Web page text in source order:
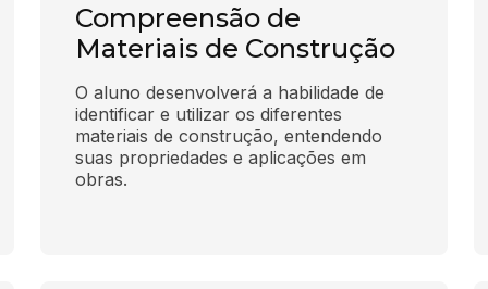
Compreensão de
Materiais de Construção
O aluno desenvolverá a habilidade de
identificar e utilizar os diferentes
materiais de construção, entendendo
suas propriedades e aplicações em
obras.